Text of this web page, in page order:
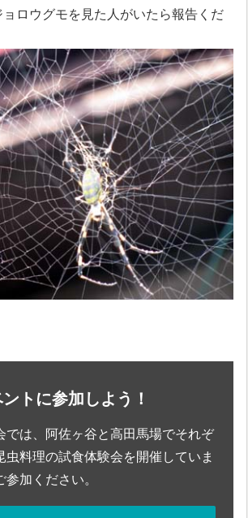
ロウグモを見た人がいたら報告くだ
トに参加しよう！
では、阿佐ヶ谷と高田馬場でそれぞ
虫料理の試食体験会を開催していま
加ください。